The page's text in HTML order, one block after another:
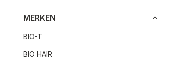
MERKEN
BIO-T
BIO HAIR